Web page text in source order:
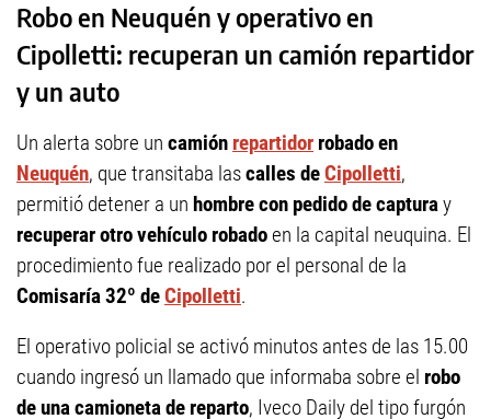
Robo en Neuquén y operativo en
Cipolletti: recuperan un camión repartidor
y un auto
Un alerta sobre un camión repartidor robado en
Neuquén, que transitaba lascalles deCipolletti,
permitió detener a un hombre con pedido de capturay
recuperar otro vehículo robadoen la capital neuquina. El
procedimiento fue realizado por el personal de la
Comisaría 32º deCipolletti.
El operativo policial se activó minutos antes de las 15.00
cuando ingresó un llamado que informaba sobre el robo
de una camioneta de reparto, Iveco Daily del tipo furgón